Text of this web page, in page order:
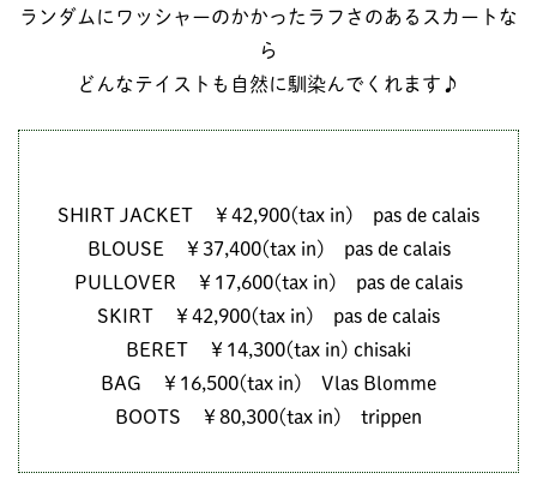
ランダムにワッシャーのかかったラフさのあるスカートな
ら
どんなテイストも自然に馴染んでくれます♪
SHIRT JACKET ￥42,900(tax in) pas de calais
BLOUSE ￥37,400(tax in) pas de calais
PULLOVER ￥17,600(tax in) pas de calais
SKIRT ￥42,900(tax in) pas de calais
BERET ￥14,300(tax in) chisaki
BAG ￥16,500(tax in) Vlas Blomme
BOOTS ￥80,300(tax in) trippen